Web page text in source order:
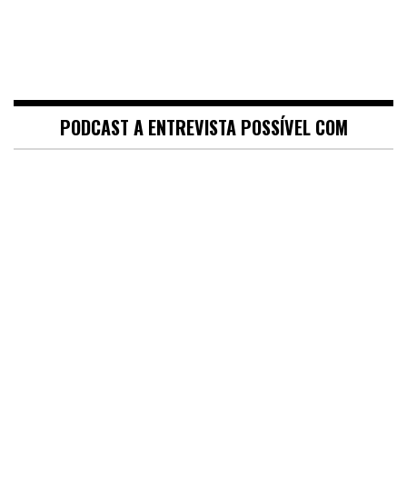
PODCAST A ENTREVISTA POSSÍVEL COM